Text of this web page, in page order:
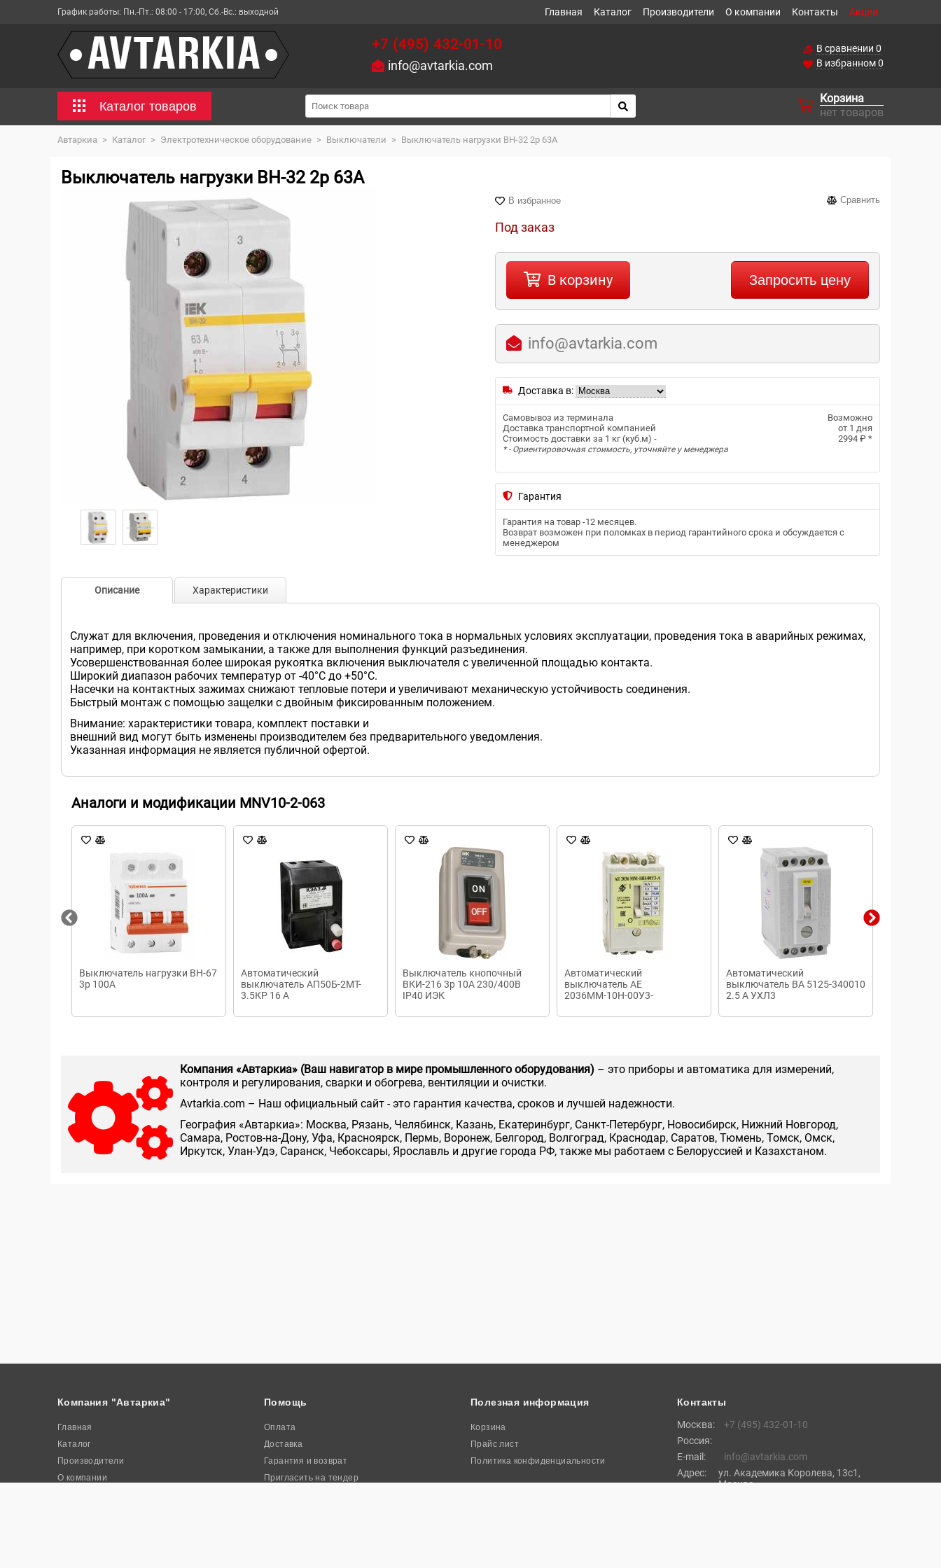
График работы: Пн.-Пт.: 08:00 - 17:00, Сб.-Вс.: выходной Главная Каталог Производители О компании Контакты Акции
+7 (495) 432-01-10
info@avtarkia.com
В сравнении 0
В избранном0
Каталог товаров
Корзина
нет товаров
Автаркиа > Каталог > Электротехническое оборудование > Выключатели > Выключатель нагрузки ВН-32 2р 63А
Выключатель нагрузки ВН-32 2р 63А
В избранное Сравнить
Под заказ
В корзину Запросить цену
info@avtarkia.com
Доставка в:
Самовывоз из терминала
Возможно
Доставка транспортной компанией
от 1 дня
Стоимость доставки за 1 кг (куб.м) -
2994 ₽ *
* - Ориентировочная стоимость, уточняйте у менеджера
Гарантия
Гарантия на товар -12 месяцев.
Возврат возможен при поломках в период гарантийного срока и обсуждается с
менеджером
Описание Характеристики
Служат для включения, проведения и отключения номинального тока в нормальных условиях эксплуатации, проведения тока в аварийных режимах,
например, при коротком замыкании, а также для выполнения функций разъединения.
Усовершенствованная более широкая рукоятка включения выключателя с увеличенной площадью контакта.
Широкий диапазон рабочих температур от -40°С до +50°С.
Насечки на контактных зажимах снижают тепловые потери и увеличивают механическую устойчивость соединения.
Быстрый монтаж с помощью защелки с двойным фиксированным положением.
Внимание: характеристики товара, комплект поставки и
внешний вид могут быть изменены производителем без предварительного уведомления.
Указанная информация не является публичной офертой.
Аналоги и модификации MNV10-2-063
Выключатель нагрузки ВН-67
3р 100А
Автоматический
выключатель АП50Б-2МТ-
3.5КР 16 А
Выключатель кнопочный
ВКИ-216 3р 10А 230/400В
IP40 ИЭК
Автоматический
выключатель AE
2036ММ-10Н-00У3-
Автоматический
выключатель ВА 5125-340010
2.5 А УХЛ3
Компания «Автаркиа» (Ваш навигатор в мире промышленного оборудования) – это приборы и автоматика для измерений,
контроля и регулирования, сварки и обогрева, вентиляции и очистки.
Аvtarkia.com – Наш официальный сайт - это гарантия качества, сроков и лучшей надежности.
География «Автаркиа»: Москва, Рязань, Челябинск, Казань, Екатеринбург, Санкт-Петербург, Новосибирск, Нижний Новгород,
Самара, Ростов-на-Дону, Уфа, Красноярск, Пермь, Воронеж, Белгород, Волгоград, Краснодар, Саратов, Тюмень, Томск, Омск,
Иркутск, Улан-Удэ, Саранск, Чебоксары, Ярославль и другие города РФ, также мы работаем с Белоруссией и Казахстаном.
Компания "Автаркиа"
Главная
Каталог
Производители
О компании
Помощь
Оплата
Доставка
Гарантия и возврат
Пригласить на тендер
Полезная информация
Корзина
Прайс лист
Политика конфиденциальности
Контакты
Москва:
+7 (495) 432-01-10
Россия:
E-mail:
info@avtarkia.com
Адрес:
ул. Академика Королева, 13с1,
Москва